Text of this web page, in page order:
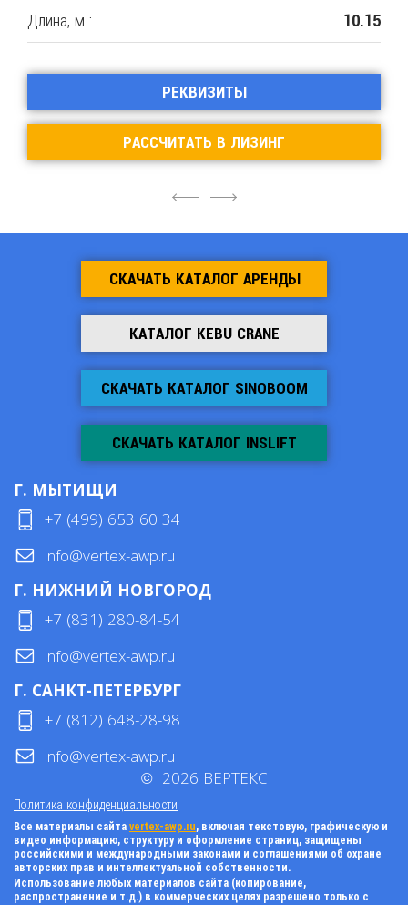
4
Длина, м : 10.15
РЕКВИЗИТЫ
РАССЧИТАТЬ В ЛИЗИНГ
6
СКАЧАТЬ КАТАЛОГ АРЕНДЫ
КАТАЛОГ KEBU CRANE
СКАЧАТЬ КАТАЛОГ SINOBOOM
СКАЧАТЬ КАТАЛОГ INSLIFT
Г. МЫТИЩИ
+7 (499) 653 60 34
info@vertex-awp.ru
Г. НИЖНИЙ НОВГОРОД
+7 (831) 280-84-54
info@vertex-awp.ru
Г. САНКТ-ПЕТЕРБУРГ
+7 (812) 648-28-98
info@vertex-awp.ru
Политика конфиденциальности
© 2026 ВЕРТЕКС
Все материалы сайта vertex-awp.ru, включая текстовую, графическую и
видео информацию, структуру и оформление страниц, защищены
российскими и международными законами и соглашениями об охране
авторских прав и интеллектуальной собственности.
Использование любых материалов сайта (копирование,
распространение и т.д.) в коммерческих целях разрешено только с